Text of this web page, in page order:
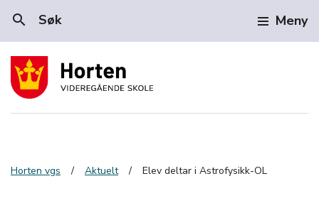
search Søk Meny
Horten vgs Aktuelt Elev deltar i Astrofysikk-OL